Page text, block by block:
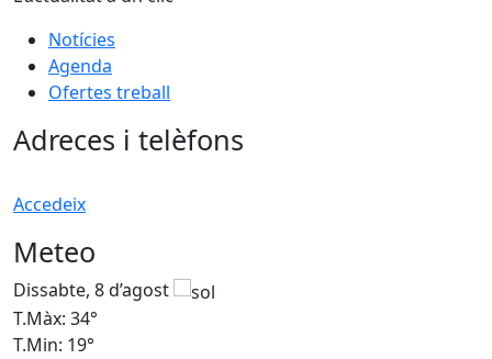
Notícies
Agenda
Ofertes treball
Adreces i telèfons
Accedeix
Meteo
Dissabte, 8 d’agost
T.Màx: 34°
T.Min: 19°